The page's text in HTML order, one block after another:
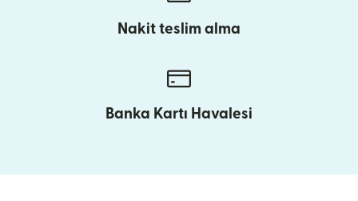
Nakit teslim alma
Banka Kartı Havalesi